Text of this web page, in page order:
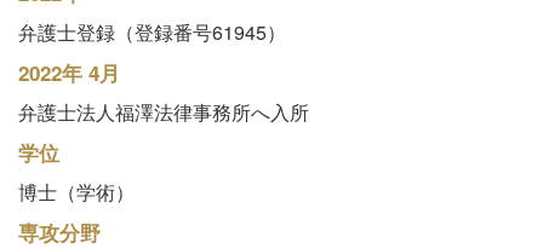
弁護士登録（登録番号61945）
2022年 4月
弁護士法人福澤法律事務所へ入所
学位
博士（学術）
専攻分野